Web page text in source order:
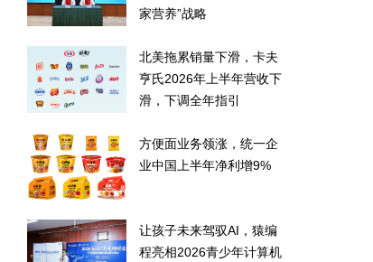
家营养”战略
北美拖累销量下滑，卡夫
亨氏2026年上半年营收下
滑，下调全年指引
方便面业务领涨，统一企
业中国上半年净利增9%
让孩子未来驾驭AI，猿编
程亮相2026青少年计算机